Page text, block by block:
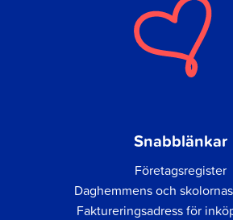
Snabblänkar
Företagsregister
Daghemmens och
Faktureringsadress för